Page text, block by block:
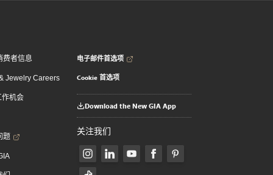
费者信息
Jewelry Careers
作机会
题
电子邮件首选项
Cookie 首选项
Download the New GIA App
关注我们